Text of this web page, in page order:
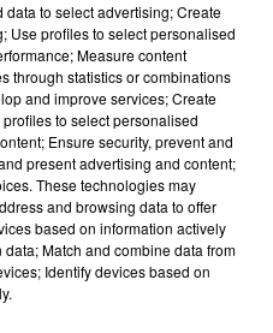
sec
01/07/26 À 08H30
to select advertising; Create
Use profiles to select personalised
Measure content
through statistics or combinations
and improve services; Create
to select personalised
Ensure security, prevent and
present advertising and content;
These technologies may
and browsing data to offer
based on information actively
Match and combine data from
Identify devices based on